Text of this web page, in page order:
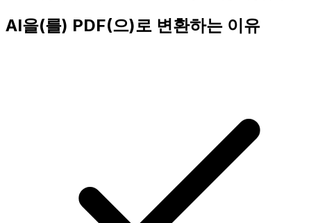
AI을(를) PDF(으)로 변환하는 이유